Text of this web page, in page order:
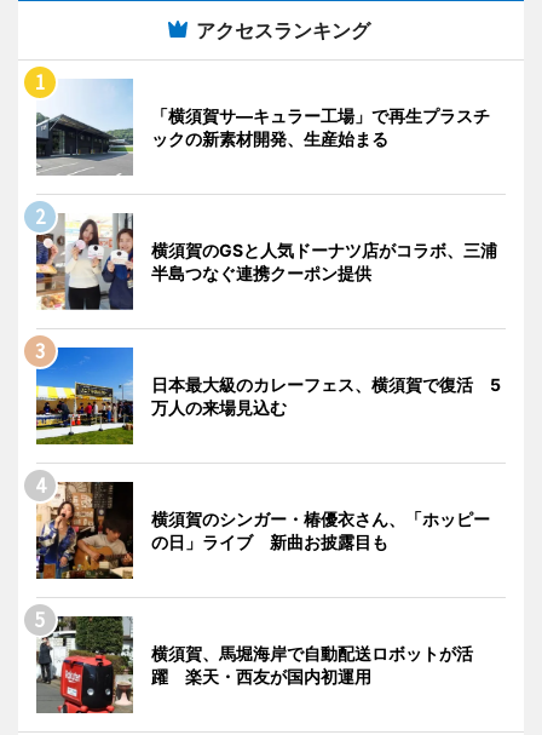
アクセスランキング
「横須賀サ―キュラー工場」で再生プラスチ
ックの新素材開発、生産始まる
横須賀のGSと人気ドーナツ店がコラボ、三浦
半島つなぐ連携クーポン提供
日本最大級のカレーフェス、横須賀で復活 5
万人の来場見込む
横須賀のシンガー・椿優衣さん、「ホッピー
の日」ライブ 新曲お披露目も
横須賀、馬堀海岸で自動配送ロボットが活
躍 楽天・西友が国内初運用